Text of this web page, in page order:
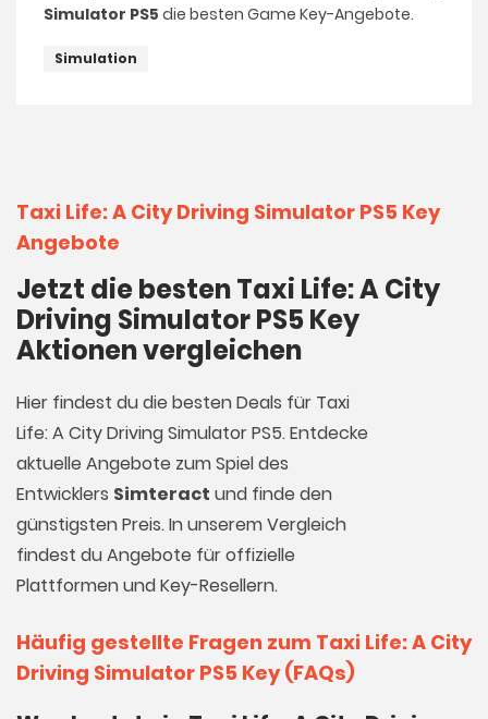
Simulator PS5 die besten Game Key-Angebote.
Simulation
Taxi Life: A City Driving Simulator PS5 Key
Angebote
Jetzt die besten Taxi Life: A City
Driving Simulator PS5 Key
Aktionen vergleichen
Hier findest du die besten Deals für Taxi
Life: A City Driving Simulator PS5. Entdecke
aktuelle Angebote zum Spiel des
Entwicklers Simteract und finde den
günstigsten Preis. In unserem Vergleich
findest du Angebote für offizielle
Plattformen und Key-Resellern.
Häufig gestellte Fragen zum Taxi Life: A City
Driving Simulator PS5 Key (FAQs)